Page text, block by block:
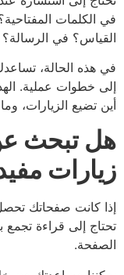
في الكلمات
القياس؟ في
في هذه الحالة،
إلى خطوات عملية.
أين تضيع الزيارات،
هل تبحث
زيارات
إذا كانت صفحاتك
تحتاج إلى قراءة تجمع
الصفحة.